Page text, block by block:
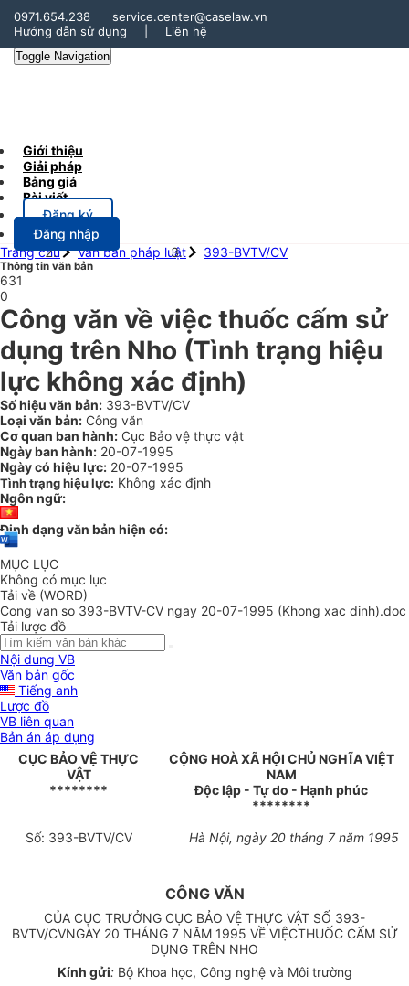
0971.654.238
service.center@caselaw.vn
Hướng dẫn sử dụng
Liên hệ
Toggle Navigation
Giới thiệu
Giải pháp
Bảng giá
Bài viết
Đăng ký
Đăng nhập
Trang chủ
Văn bản pháp luật 393-BVTV/CV
Thông tin văn bản
631
0
Công văn về việc thuốc cấm sử
dụng trên Nho (Tình trạng hiệu
lực không xác định)
Số hiệu văn bản: 393-BVTV/CV
Loại văn bản: Công văn
Cơ quan ban hành: Cục Bảo vệ thực vật
Ngày ban hành: 20-07-1995
Ngày có hiệu lực: 20-07-1995
Tình trạng hiệu lực: Không xác định
Ngôn ngữ:
Định dạng văn bản hiện có:
MỤC LỤC
Không có mục lục
Tải về (WORD)
Cong van so 393-BVTV-CV ngay 20-07-1995 (Khong xac dinh).doc
Tải lược đồ
Nội dung VB
Văn bản gốc
Tiếng anh
Lược đồ
VB liên quan
Bản án áp dụng
CỤC BẢO VỆ THỰC
VẬT
********
CỘNG HOÀ XÃ HỘI CHỦ NGHĨA VIỆT
NAM
Độc lập - Tự do - Hạnh phúc
********
Số: 393-BVTV/CV Hà Nội, ngày 20 tháng 7 năm 1995
CÔNG VĂN
CỦA CỤC TRƯỞNG CỤC BẢO VỆ THỰC VẬT SỐ 393-
BVTV/CVNGÀY 20 THÁNG 7 NĂM 1995 VỀ VIỆCTHUỐC CẤM SỬ
DỤNG TRÊN NHO
Kính gửi:Bộ Khoa học, Công nghệ và Môi trường